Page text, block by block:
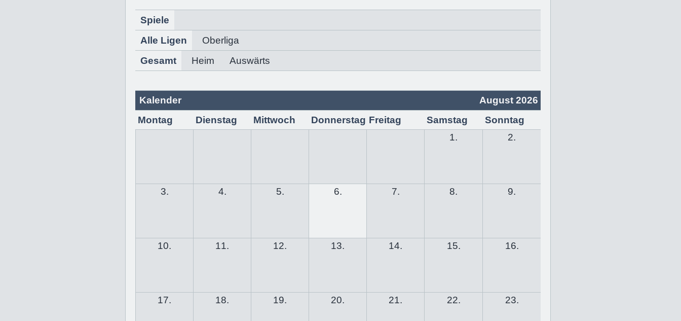
Spiele
Alle Ligen
Oberliga
Gesamt
Heim Auswärts
Kalender
August 2026
Montag
Dienstag Mittwoch Donnerstag Freitag Samstag
Sonntag
1.
2.
3. 4. 5. 6. 7. 8. 9.
10. 11. 12. 13. 14. 15. 16.
17. 18. 19. 20. 21. 22. 23.